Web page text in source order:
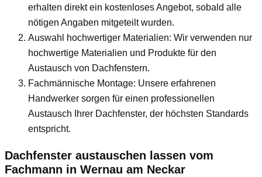
erhalten direkt ein kostenloses Angebot, sobald alle
nötigen Angaben mitgeteilt wurden.
Auswahl hochwertiger Materialien: Wir verwenden nur
hochwertige Materialien und Produkte für den
Austausch von Dachfenstern.
Fachmännische Montage: Unsere erfahrenen
Handwerker sorgen für einen professionellen
Austausch Ihrer Dachfenster, der höchsten Standards
entspricht.
Dachfenster austauschen lassen vom
Fachmann in Wernau am Neckar